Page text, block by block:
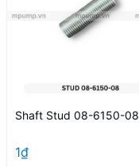
Shaft Stud 08-6150-08
1₫